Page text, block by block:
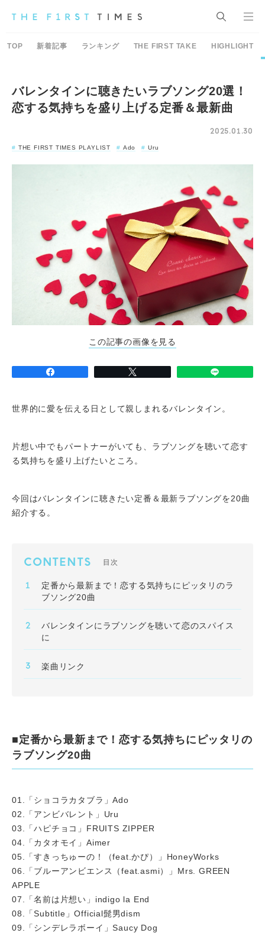
TOP 新着記事 ランキング THE FIRST TAKE HIGHLIGHT
バレンタインに聴きたいラブソング20選！
恋する気持ちを盛り上げる定番＆最新曲
2025.01.30
THE FIRST TIMES PLAYLIST Ado Uru
この記事の画像を見る
世界的に愛を伝える日として親しまれるバレンタイン。
片想い中でもパートナーがいても、ラブソングを聴いて恋す
る気持ちを盛り上げたいところ。
今回はバレンタインに聴きたい定番＆最新ラブソングを20曲
紹介する。
CONTENTS 目次
定番から最新まで！恋する気持ちにピッタリのラ
ブソング20曲
バレンタインにラブソングを聴いて恋のスパイス
に
楽曲リンク
■定番から最新まで！恋する気持ちにピッタリの
ラブソング20曲
01.「ショコラカタブラ」Ado
02.「アンビバレント」Uru
03.「ハピチョコ」FRUITS ZIPPER
04.「カタオモイ」Aimer
05.「すきっちゅーの！（feat.かぴ）」HoneyWorks
06.「ブルーアンビエンス（feat.asmi）」Mrs. GREEN
APPLE
07.「名前は片想い」indigo la End
08.「Subtitle」Official髭男dism
09.「シンデレラボーイ」Saucy Dog